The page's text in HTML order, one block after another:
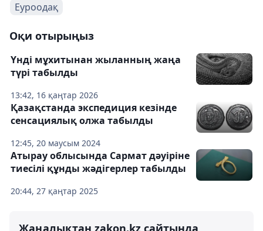
Еуроодақ
Оқи отырыңыз
13:42, 16 қаңтар 2026
Үнді мұхитынан жыланның жаңа
түрі табылды
12:45, 20 маусым 2024
Қазақстанда экспедиция кезінде
сенсациялық олжа табылды
20:44, 27 қаңтар 2025
Атырау облысында Сармат дәуіріне
тиесілі құнды жәдігерлер табылды
Жаңалықтан zakon.kz сайтында